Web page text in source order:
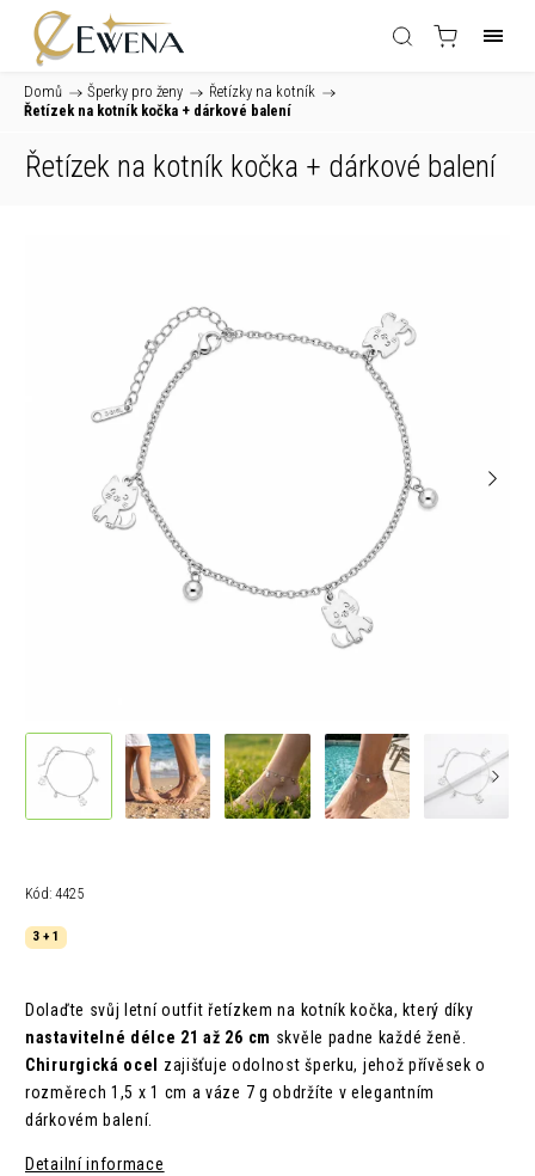
Domů / Šperky pro ženy / Řetízky na kotník /
Řetízek na kotník kočka + dárkové balení
Řetízek na kotník kočka + dárkové balení
Kód: 4425
3 + 1
Dolaďte svůj letní outfit řetízkem na kotník kočka, který díky
nastavitelné délce 21 až 26 cm skvěle padne každé ženě.
Chirurgická ocel
zajišťuje odolnost šperku, jehož přívěsek o
rozměrech 1,5 x 1 cm a váze 7 g obdržíte v elegantním
dárkovém balení.
Detailní informace